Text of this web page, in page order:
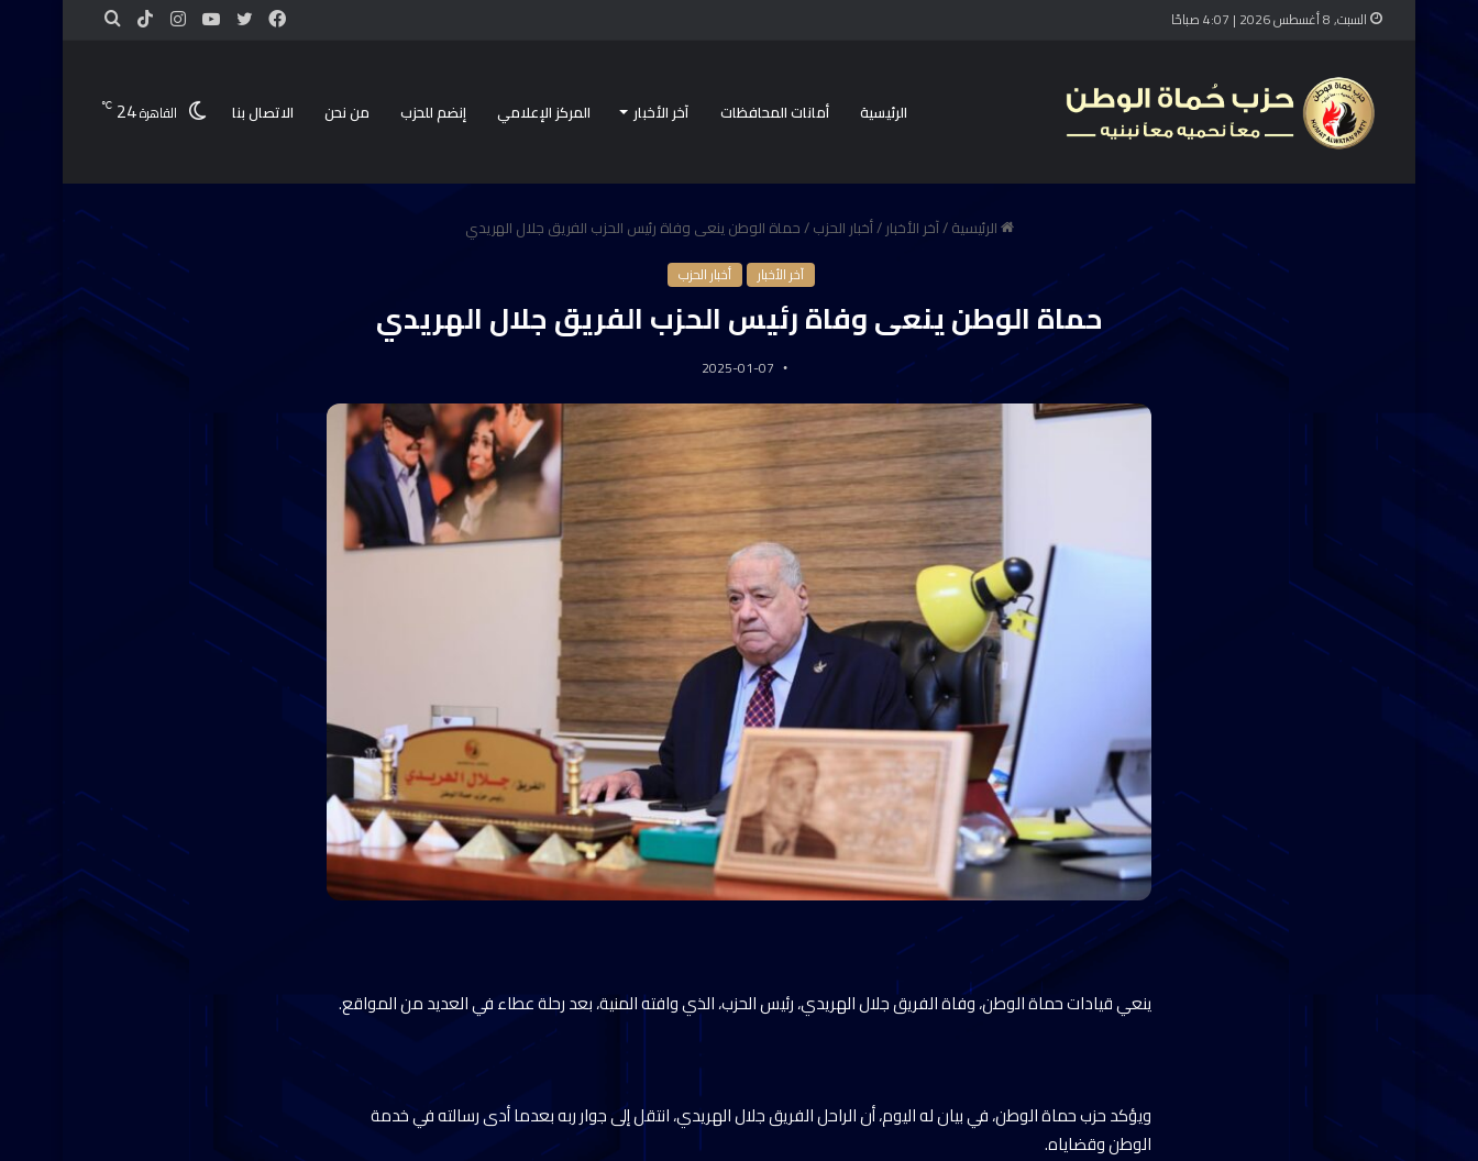
السبت, 8 أغسطس 2026 | 4:07 صباحًا
الرئيسية أمانات المحافظات آخر الأخبار المركز الإعلامي إنضم للحزب من نحن الاتصال بنا القاهرة24
℃
الرئيسية/آخر الأخبار/أخبار الحزب/حماة الوطن ينعى وفاة رئيس الحزب الفريق جلال الهريدي
آخر الأخبار أخبار الحزب
حماة الوطن ينعى وفاة رئيس الحزب الفريق جلال الهريدي
2025-01-07
ينعي قيادات حماة الوطن، وفاة الفريق جلال الهريدي، رئيس الحزب، الذي وافته المنية، بعد رحلة عطاء في العديد من المواقع.
ويؤكد حزب حماة الوطن، في بيان له اليوم، أن الراحل الفريق جلال الهريدي، انتقل إلى جوار ربه بعدما أدى رسالته في خدمة
الوطن وقضاياه.